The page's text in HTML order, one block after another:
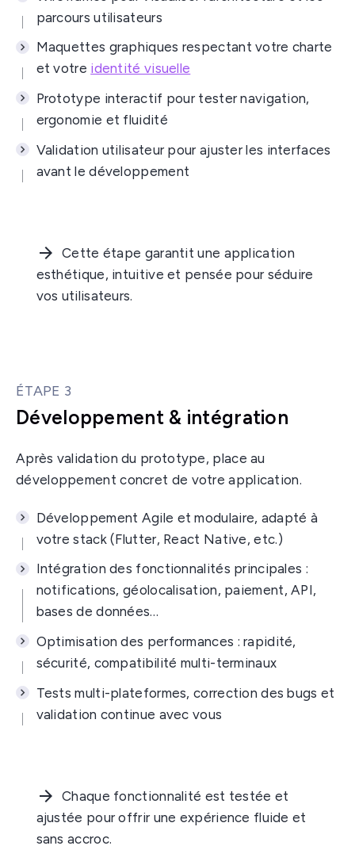
parcours utilisateurs
Maquettes graphiques respectant votre charte
et votre identité visuelle
Prototype interactif pour tester navigation,
ergonomie et fluidité
Validation utilisateur pour ajuster les interfaces
avant le développement
Cette étape garantit une application
esthétique, intuitive et pensée pour séduire
vos utilisateurs.
ÉTAPE 3
Développement & intégration
Après validation du prototype, place au
développement concret de votre application.
Développement Agile et modulaire, adapté à
votre stack (Flutter, React Native, etc.)
Intégration des fonctionnalités principales :
notifications, géolocalisation, paiement, API,
bases de données…
Optimisation des performances : rapidité,
sécurité, compatibilité multi-terminaux
Tests multi-plateformes, correction des bugs et
validation continue avec vous
Chaque fonctionnalité est testée et
ajustée pour offrir une expérience fluide et
sans accroc.